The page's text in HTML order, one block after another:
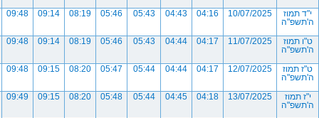
י"ד תמוז
ה'תשפ"ה
10/07/2025
04:16
04:43
05:43
05:46
08:19
09:14
09:48
ט"ו תמוז
ה'תשפ"ה
11/07/2025
04:17
04:44
05:43
05:46
08:19
09:14
09:48
ט"ז תמוז
ה'תשפ"ה
12/07/2025
04:17
04:44
05:44
05:47
08:20
09:15
09:48
י"ז תמוז
ה'תשפ"ה
13/07/2025
04:18
04:45
05:44
05:48
08:20
09:15
09:49